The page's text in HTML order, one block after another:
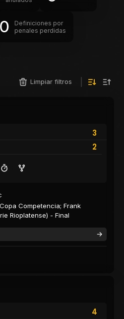
0
Definiciones por
penales perdidas
Limpiar filtros
3
2
Competencia; Frank
Rioplatense) - Final
4